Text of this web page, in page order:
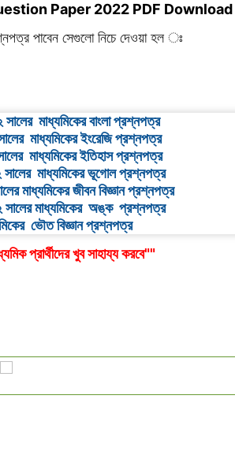
Paper 2022 PDF Download
পাবেন সেগুলো নিচে দেওয়া হল ঃ
মাধ্যমিকের বাংলাপ্রশ্নপত্র
মাধ্যমিকের ইংরেজিপ্রশ্নপত্র
মাধ্যমিকেরইতিহাসপ্রশ্নপত্র
মাধ্যমিকের ভূগোলপ্রশ্নপত্র
মাধ্যমিকেরজীবনবিজ্ঞানপ্রশ্নপত্র
মাধ্যমিকেরঅঙ্ক প্রশ্নপত্র
ভৌত বিজ্ঞানপ্রশ্নপত্র
প্রার্থীদের খুব সাহায্য করবে""